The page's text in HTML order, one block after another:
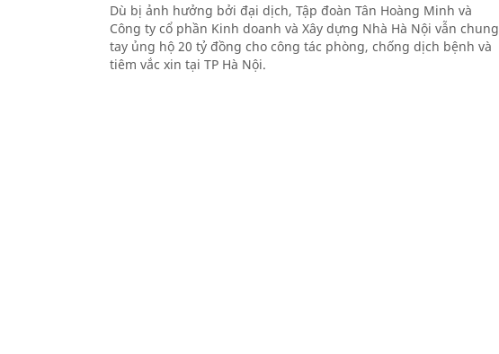
Dù bị ảnh hưởng bởi đại dịch, Tập đoàn Tân Hoàng Minh và
Công ty cổ phần Kinh doanh và Xây dựng Nhà Hà Nội vẫn chung
tay ủng hộ 20 tỷ đồng cho công tác phòng, chống dịch bệnh và
tiêm vắc xin tại TP Hà Nội.